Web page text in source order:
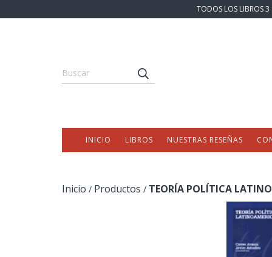
TODOS LOS LIBROS 3
INICIO LIBROS NUESTRAS RESEÑAS
Inicio / Productos / TEORÍA POLÍTICA